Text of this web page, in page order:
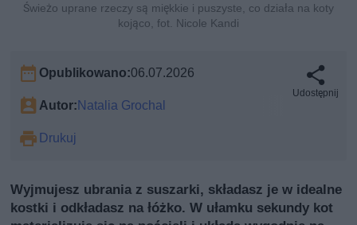
Świeżo uprane rzeczy są miękkie i puszyste, co działa na koty
kojąco, fot. Nicole Kandi
Opublikowano:06.07.2026
Autor:Natalia Grochal
Drukuj
Udostępnij
Wyjmujesz ubrania z suszarki, składasz je w idealne
kostki i odkładasz na łóżko. W ułamku sekundy kot